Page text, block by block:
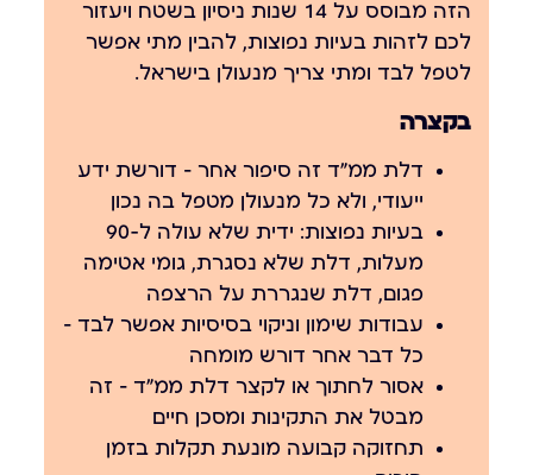
הזה מבוסס על 14 שנות ניסיון בשטח ויעזור
לכם לזהות בעיות נפוצות, להבין מתי אפשר
לטפל לבד ומתי צריך מנעולן בישראל.
בקצרה
דלת ממ״ד זה סיפור אחר — דורשת ידע
ייעודי, ולא כל מנעולן מטפל בה נכון
בעיות נפוצות: ידית שלא עולה ל-90
מעלות, דלת שלא נסגרת, גומי אטימה
פגום, דלת שנגררת על הרצפה
עבודות שימון וניקוי בסיסיות אפשר לבד —
כל דבר אחר דורש מומחה
אסור לחתוך או לקצר דלת ממ״ד — זה
מבטל את התקינות ומסכן חיים
תחזוקה קבועה מונעת תקלות בזמן